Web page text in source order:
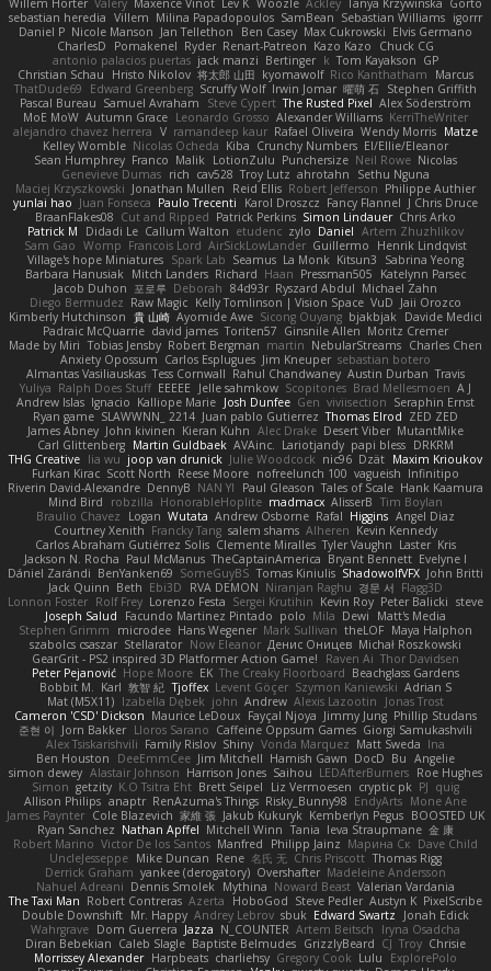
Willem Hörter Valery Maxence Vinot Lev K Woozle Ackley Tanya Krzywinska Gorto
sebastian heredia Villem Milina Papadopoulos SamBean Sebastian Williams igorrr
Daniel P Nicole Manson Jan Tellethon Ben Casey Max Cukrowski Elvis Germano
CharlesD
Pomakenel Ryder Renart-Patreon Kazo Kazo
Chuck CG
antonio palacios puertas jack manzi Bertinger k Tom Kayakson GP
Christian Schau
Hristo Nikolov 将太郎 山田 kyomawolf Rico Kanthatham
Marcus
ThatDude69
Edward Greenberg Scruffy Wolf Irwin Jomar 曜萌 石 Stephen Griffith
Pascal Bureau Samuel Avraham Steve Cypert The Rusted Pixel Alex Söderström
MoE MoW Autumn Grace Leonardo Grosso Alexander Williams KerriTheWriter
alejandro chavez herrera V ramandeep kaur Rafael Oliveira Wendy Morris Matze
Kelley Womble Nicolas Ocheda Kiba Crunchy Numbers El/Ellie/Eleanor
Sean Humphrey Franco Malik LotionZulu Punchersize Neil Rowe Nicolas
Genevieve Dumas rich cav528 Troy Lutz ahrotahn
Sethu Nguna
Maciej Krzyszkowski Jonathan Mullen Reid Ellis Robert Jefferson Philippe Authier
yunlai hao Juan Fonseca Paulo Trecenti Karol Droszcz Fancy Flannel J Chris Druce
BraanFlakes08 Cut and Ripped Patrick Perkins Simon Lindauer Chris Arko
Patrick M
Didadi Le Callum Walton etudenc zylo Daniel Artem Zhuzhlikov
Sam Gao Womp Francois Lord AirSickLowLander Guillermo
Henrik Lindqvist
Village's hope Miniatures Spark Lab Seamus La Monk Kitsun3
Sabrina Yeong
Barbara Hanusiak Mitch Landers Richard Haan Pressman505
Katelynn Parsec
Jacob Duhon 포로루 Deborah 84d93r Ryszard Abdul Michael Zahn
Diego Bermudez Raw Magic Kelly Tomlinson | Vision Space VuD Jaii Orozco
Kimberly Hutchinson 貴 山崎 Ayomide Awe Sicong Ouyang bjakbjak Davide Medici
Padraic McQuarrie david james Toriten57 Ginsnile Allen Moritz Cremer
Made by Miri Tobias Jensby Robert Bergman martin NebularStreams Charles Chen
Anxiety Opossum Carlos Esplugues Jim Kneuper sebastian botero
Almantas Vasiliauskas Tess Cornwall Rahul Chandwaney Austin Durban Travis
Yuliya Ralph Does Stuff EEEEE Jelle sahmkow Scopitones Brad Mellesmoen A J
Andrew Islas Ignacio Kalliope Marie Josh Dunfee Gen viviisection Seraphin Ernst
Ryan game SLAWWNN_ 2214 Juan pablo Gutierrez Thomas Elrod ZED ZED
James Abney John kivinen Kieran Kuhn Alec Drake Desert Viber MutantMike
Carl Glittenberg Martin Guldbaek AVAinc. Lariotjandy papi bless DRKRM
THG Creative lia wu joop van drunick Julie Woodcock nic96 Dzät Maxim Krioukov
Furkan Kirac Scott North Reese Moore nofreelunch 100 vagueish Infinitipo
Riverin David-Alexandre DennyB NAN YI Paul Gleason Tales of Scale Hank Kaamura
Mind Bird
robzilla HonorableHoplite madmacx AlisserB Tim Boylan
Braulio Chavez
Logan Wutata Andrew Osborne Rafal Higgins Angel Diaz
Courtney Xenith Francky Tang salem shams Alheren Kevin Kennedy
Carlos Abraham Gutiérrez Solis Clemente Miralles Tyler Vaughn Laster Kris
Jackson N. Rocha Paul McManus TheCaptainAmerica Bryant Bennett Evelyne I
Dániel Zarándi BenYanken69 SomeGuyBS Tomas Kiniulis ShadowolfVFX John Britti
Jack Quinn Beth Ebi3D RVA DEMON Niranjan Raghu 경문 서 Flagg3D
Lonnon Foster Rolf Frey Lorenzo Festa Sergei Krutihin Kevin Roy Peter Balicki steve
Joseph Salud
Facundo Martinez Pintado polo Mila Dewi
Matt's Media
Stephen Grimm
microdee Hans Wegener Mark Sullivan theLOF Maya Halphon
szabolcs csaszar Stellarator Now Eleanor Денис Оницев Michał Roszkowski
GearGrit - PS2 inspired 3D Platformer Action Game!
Raven Ai Thor Davidsen
Peter Pejanović Hope Moore EK The Creaky Floorboard Beachglass Gardens
Bobbit M. Karl 敦智 紀 Tjoffex Levent Göçer Szymon Kaniewski Adrian S
Mat (M5X11) Izabella Dębek john Andrew Alexis Lazootin
Jonas Trost
Cameron 'CSD' Dickson Maurice LeDoux Fayçal Njoya Jimmy Jung Phillip Studans
준현 이 Jorn Bakker Lloros Sarano Caffeine Oppsum Games Giorgi Samukashvili
Alex Tsiskarishvili Family Rislov Shiny Vonda Marquez Matt Sweda Ina
Ben Houston
DeeEmmCee Jim Mitchell Hamish Gawn DocD Bu Angelie
simon dewey Alastair Johnson Harrison Jones Saihou LEDAfterBurners Roe Hughes
Simon getzity K.O Tsitra Eht Brett Seipel Liz Vermoesen cryptic pk PJ quig
Allison Philips anaptr RenAzuma's Things Risky_Bunny98 EndyArts Mone Ane
James Paynter Cole Blazevich 家維 張 Jakub Kukuryk Kemberlyn Pegus BOOSTED UK
Ryan Sanchez Nathan Apffel Mitchell Winn Tania Ieva Straupmane 金 康
Robert Marino Victor De los Santos Manfred Philipp Jainz Марина Ск Dave Child
UncleJesseppe Mike Duncan Rene 名氏 无 Chris Priscott Thomas Rigg
Derrick Graham yankee (derogatory) Overshafter Madeleine Andersson
Nahuel Adreani Dennis Smolek Mythina Noward Beast Valerian Vardania
The Taxi Man Robert Contreras Azerta HoboGod Steve Pedler Austyn K PixelScribe
Double Downshift Mr. Happy Andrey Lebrov sbuk Edward Swartz
Jonah Edick
Wahrgrave Dom Guerrera Jazza N_COUNTER Artem Beitsch
Iryna Osadcha
Diran Bebekian Caleb Slagle Baptiste Belmudes GrizzlyBeard CJ Troy Chrisie
Morrissey Alexander Harpbeats charliehsy Gregory Cook Lulu
ExplorePolo